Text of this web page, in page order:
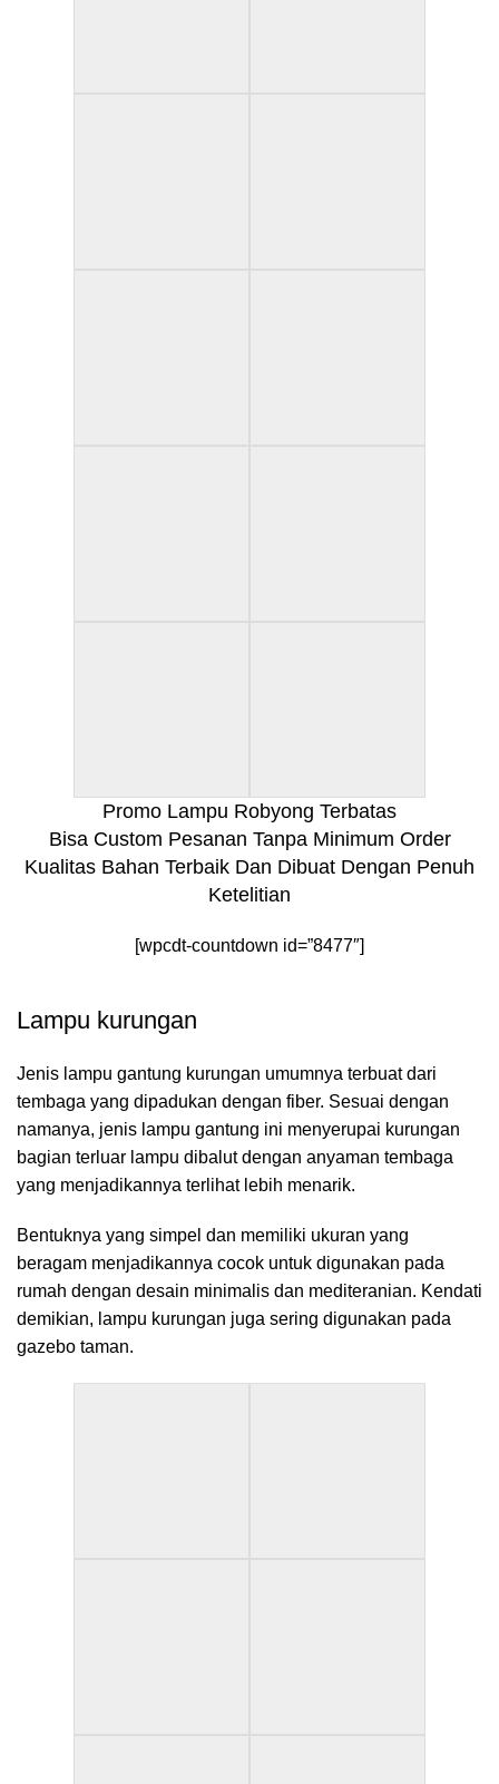
Promo Lampu Robyong Terbatas
Bisa Custom Pesanan Tanpa Minimum Order
Kualitas Bahan Terbaik Dan Dibuat Dengan Penuh
Ketelitian
[wpcdt-countdown id=”8477″]
Lampu kurungan
Jenis lampu gantung kurungan umumnya terbuat dari
tembaga yang dipadukan dengan fiber. Sesuai dengan
namanya, jenis lampu gantung ini menyerupai kurungan
bagian terluar lampu dibalut dengan anyaman tembaga
yang menjadikannya terlihat lebih menarik.
Bentuknya yang simpel dan memiliki ukuran yang
beragam menjadikannya cocok untuk digunakan pada
rumah dengan desain minimalis dan mediteranian. Kendati
demikian, lampu kurungan juga sering digunakan pada
gazebo taman.